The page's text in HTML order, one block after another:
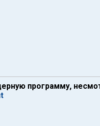
программу,